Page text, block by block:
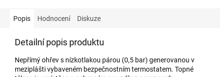
Popis Hodnocení Diskuze
Detailní popis produktu
Nepřímý ohřev s nízkotlakou párou (0,5 bar) generovanou v
meziplášti vybaveném bezpečnostním termostatem. Topné